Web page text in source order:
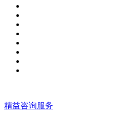
精益咨询服务